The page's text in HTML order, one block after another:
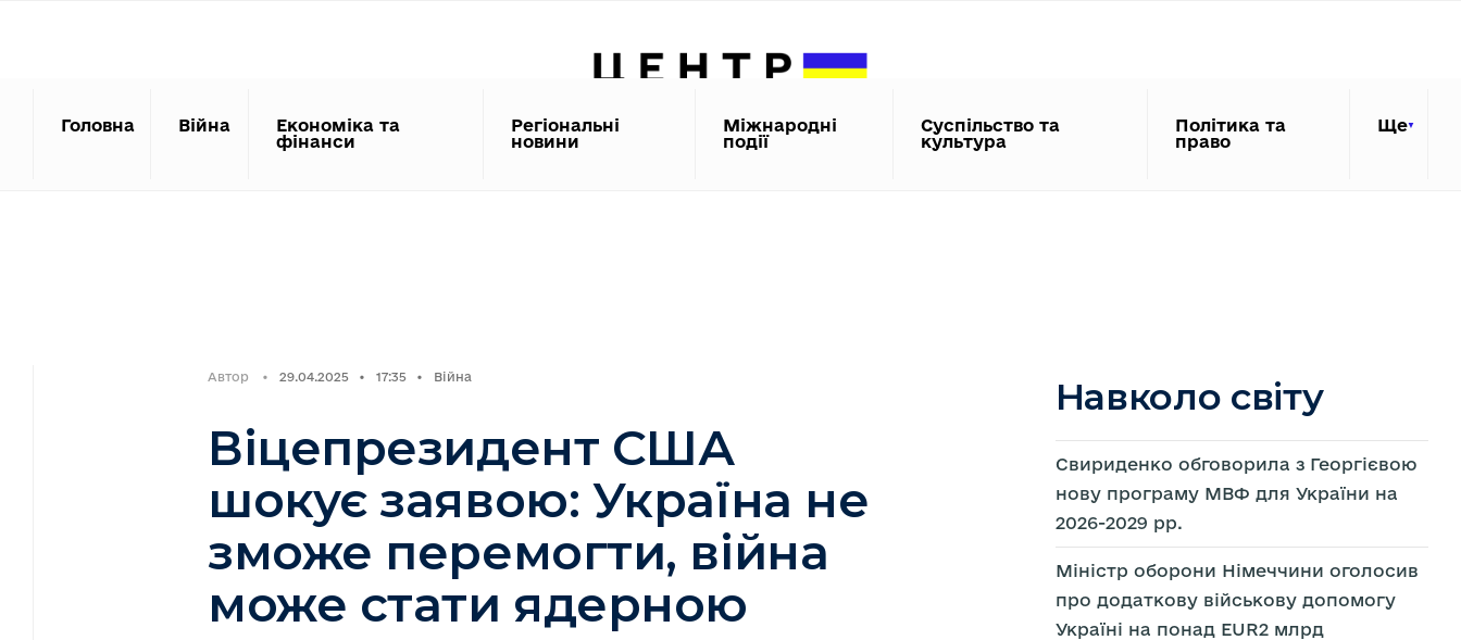
Головна Війна
Економіка та
фінанси
Регіональні
новини
Міжнародні
події
Суспільство та
культура
Політика та
право
Ще
Автор • 29.04.2025 • 17:35 • Війна
Віцепрезидент США
шокує заявою: Україна не
зможе перемогти, війна
може стати ядерною
Навколо світу
Свириденко обговорила з Георгієвою
нову програму МВФ для України на
2026-2029 рр.
Міністр оборони Німеччини оголосив
про додаткову військову допомогу
Україні на понад EUR2 млрд